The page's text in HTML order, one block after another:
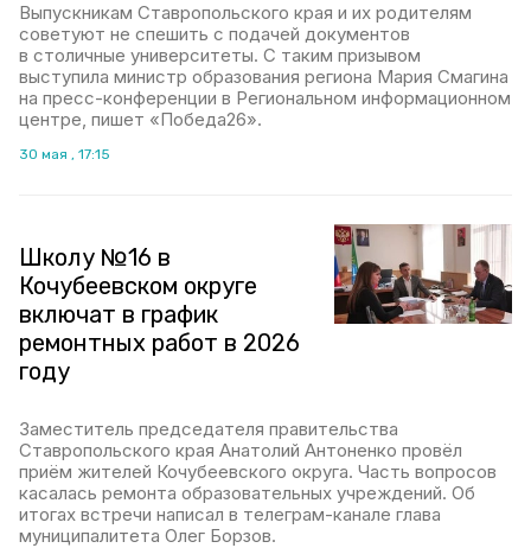
Выпускникам Ставропольского края и их родителям
советуют не спешить с подачей документов
в столичные университеты. С таким призывом
выступила министр образования региона Мария Смагина
на пресс-конференции в Региональном информационном
центре, пишет «Победа26».
30 мая , 17:15
Школу №16 в
Кочубеевском округе
включат в график
ремонтных работ в 2026
году
Заместитель председателя правительства
Ставропольского края Анатолий Антоненко провёл
приём жителей Кочубеевского округа. Часть вопросов
касалась ремонта образовательных учреждений. Об
итогах встречи написал в телеграм-канале глава
муниципалитета Олег Борзов.